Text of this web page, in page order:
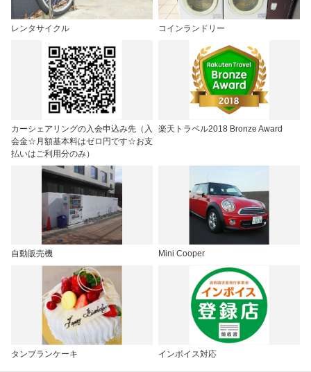
レンタサイクル コインランドリー
カーシェアリングの入会申込み先（入
会金☆月額基本料はゼロ円です☆お支
払いはご利用分のみ）
楽天トラベル2018 Bronze Award
自動販売機 Mini Cooper
タンブランケーキ インボイス対応